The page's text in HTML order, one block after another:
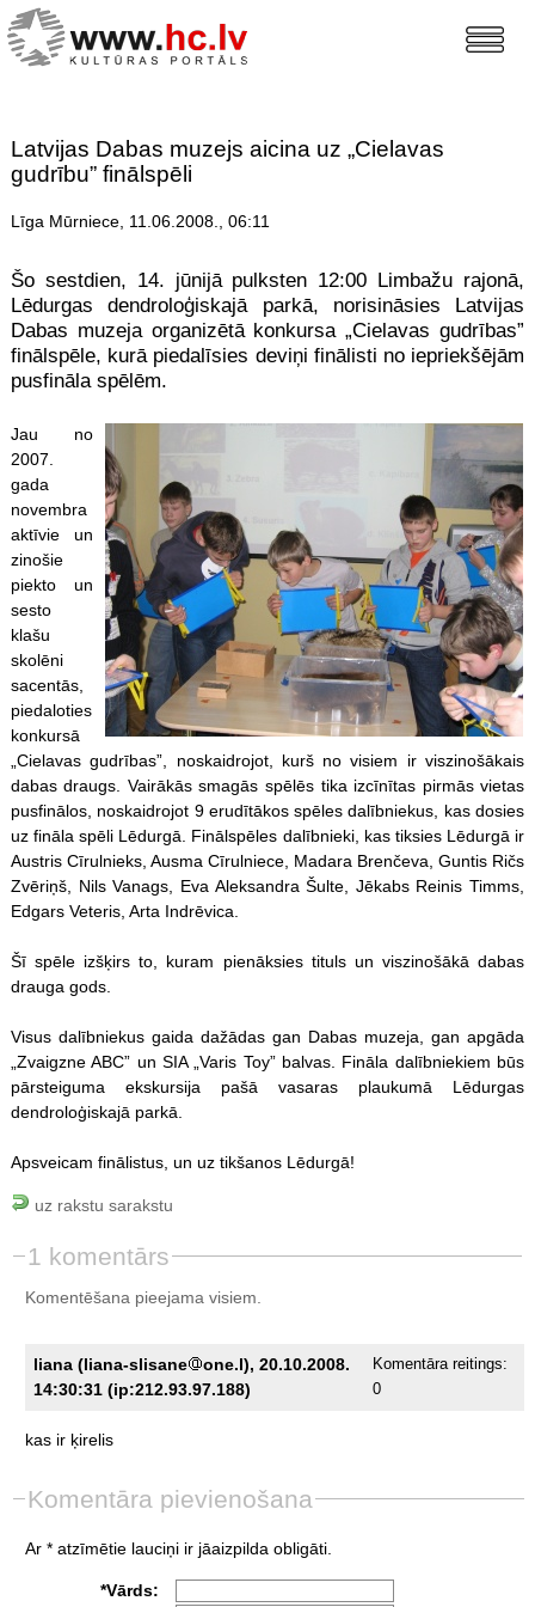
Latvijas Dabas muzejs aicina uz „Cielavas
gudrību” finālspēli
Līga Mūrniece, 11.06.2008., 06:11
Šo sestdien, 14. jūnijā pulksten 12:00 Limbažu rajonā,
Lēdurgas dendroloģiskajā parkā, norisināsies Latvijas
Dabas muzeja organizētā konkursa „Cielavas gudrības”
finālspēle, kurā piedalīsies deviņi finālisti no iepriekšējām
pusfināla spēlēm.
Jau no
2007.
gada
novembra
aktīvie un
zinošie
piekto un
sesto
klašu
skolēni
sacentās,
piedaloties
konkursā
„Cielavas gudrības”, noskaidrojot, kurš no visiem ir viszinošākais
dabas draugs. Vairākās smagās spēlēs tika izcīnītas pirmās vietas
pusfinālos, noskaidrojot 9 erudītākosspēles dalībniekus, kas dosies
uz fināla spēli Lēdurgā. Finālspēles dalībnieki, kas tiksies Lēdurgā ir
Austris Cīrulnieks, Ausma Cīrulniece, Madara Brenčeva, Guntis Ričs
Zvēriņš, Nils Vanags, Eva Aleksandra Šulte, Jēkabs Reinis Timms,
Edgars Veteris, Arta Indrēvica.
Šī spēle izšķirs to, kuram pienāksies tituls un viszinošākā dabas
drauga gods.
Visus dalībniekus gaida dažādas gan Dabas muzeja, gan apgāda
„Zvaigzne ABC” un SIA „Varis Toy” balvas. Fināla dalībniekiem būs
pārsteiguma ekskursija pašā vasaras plaukumā Lēdurgas
dendroloģiskajā parkā.
Apsveicam finālistus, un uz tikšanos Lēdurgā!
uz rakstu sarakstu
1 komentārs
Komentēšana pieejama visiem.
liana (liana-slisane
one.l), 20.10.2008.
14:30:31 (ip:212.93.97.188)
Komentāra reitings:
0
kas ir ķirelis
Komentāra pievienošana
Ar * atzīmētie lauciņi ir jāaizpilda obligāti.
*Vārds: